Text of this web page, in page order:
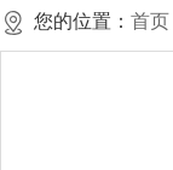
您的位置： 首页